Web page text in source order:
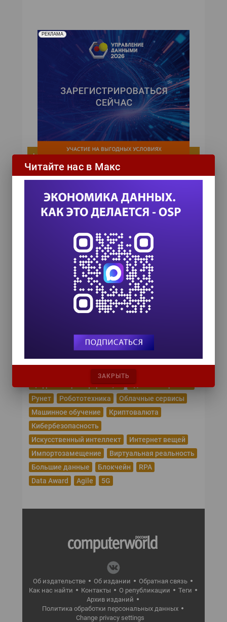
РЕКЛАМА
ИТ-календарь
III Международный технологический конгресс
8 сентября 2026
TEAM LEAD TODAY 2026
Форум ProcessTech
18 сентября 2026
Управление данными 2026
24 сентября 2026
HR TECH + ИИ ТРАНСФОРМАЦИЯ 2026
Популярные теги
Эпидемия коронавируса
Цифровая трансформация
Удаленная работа
Рунет
Робототехника
Облачные сервисы
Машинное обучение
Криптовалюта
Кибербезопасность
Искусственный интеллект
Интернет вещей
Импортозамещение
Виртуальная реальность
Большие данные
Блокчейн
RPA
Data Award
Agile 5G
Об издательстве Об издании
Обратная связь
Как нас найти
Контакты О републикации
Теги
Архив изданий
Политика обработки персональных данных
Change privacy settings
Читайте нас в Макс
ЗАКРЫТЬ